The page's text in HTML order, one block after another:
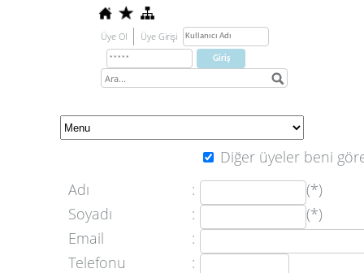
Üye Ol Üye Girişi
Diğer üyeler beni
Adı
:
(*)
Soyadı
:
(*)
Email
:
Telefonu
: